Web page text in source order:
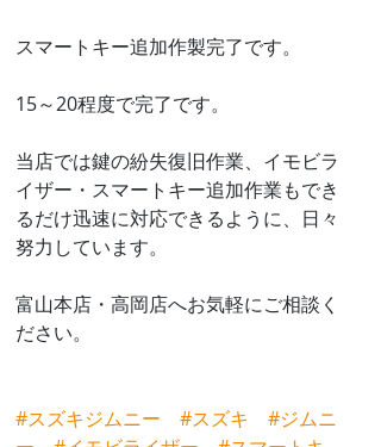
スマートキー追加作製完了です。
15～20程度で完了です。
当店では鍵の紛失復旧作業、イモビラ
イザー・スマートキー追加作業もでき
るだけ迅速に対応できるように、日々
努力しています。
富山本店・高岡店へお気軽にご相談く
ださい。
#スズキジムニー #スズキ
#ジムニ